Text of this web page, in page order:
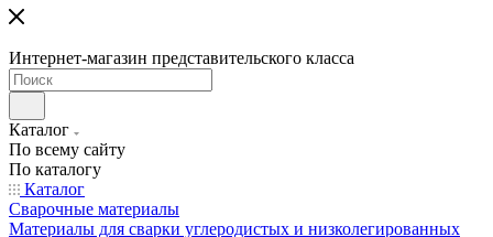
Интернет-магазин представительского класса
Каталог
По всему сайту
По каталогу
Каталог
Сварочные материалы
Материалы для сварки углеродистых и низколегированных